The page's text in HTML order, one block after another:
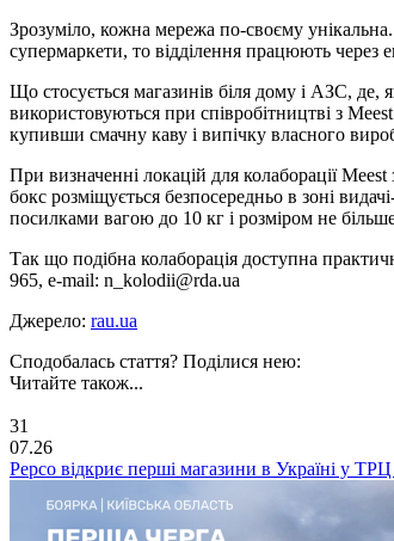
Зрозуміло, кожна мережа по-своєму
супермаркети, то відділення працюють через
Що стосується магазинів біля дому і АЗС, де,
використовуються при співробітництві з
купивши смачну каву і випічку власного
При визначенні локацій для колаборації
бокс розміщується безпосередньо в зоні
посилками вагою до 10 кг і розміром не
Так що подібна колаборація доступна
965, e-mail: n_kolodii@rda.ua
Джерело: rau.ua
Сподобалась стаття? Поділися нею:
Читайте також...
31
07.26
Pepco відкриє перші магазини в Україні у